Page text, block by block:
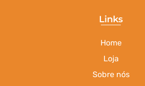
Links
Home
Loja
Sobre nós